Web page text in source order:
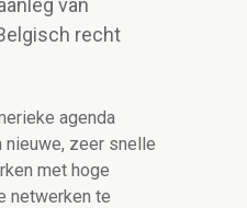
van
recht
agenda
nieuwe, zeer snelle
met hoge
netwerken te